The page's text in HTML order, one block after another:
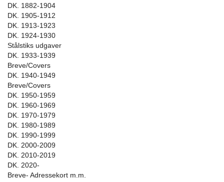
DK. 1882-1904
DK. 1905-1912
DK. 1913-1923
DK. 1924-1930
Stålstiks udgaver
DK. 1933-1939
Breve/Covers
DK. 1940-1949
Breve/Covers
DK. 1950-1959
DK. 1960-1969
DK. 1970-1979
DK. 1980-1989
DK. 1990-1999
DK. 2000-2009
DK. 2010-2019
DK. 2020-
Breve- Adressekort m.m.